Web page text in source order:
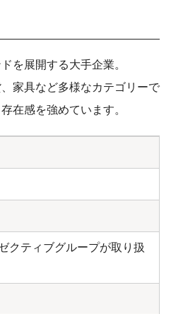
を展開する大手企業。
家具など多様なカテゴリーで
在感を強めています。
クティブグループが取り扱